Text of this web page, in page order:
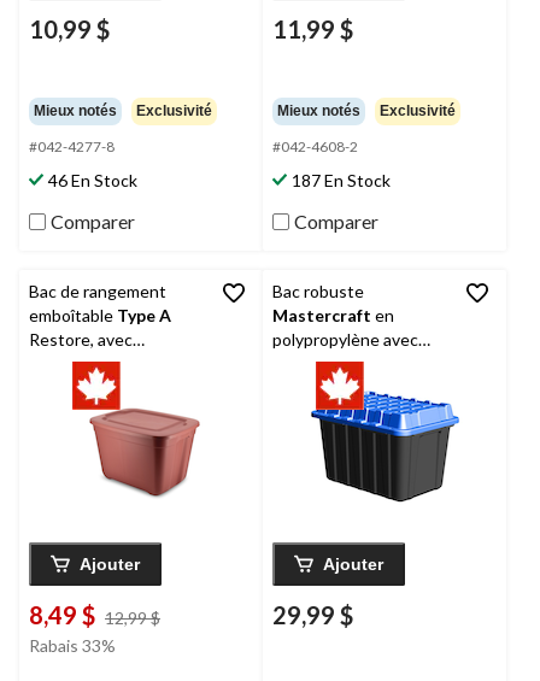
10,99 $
Mieux notés Exclusivité
#042-4277-8
46 En Stock
Comparer
11,99 $
Mieux notés Exclusivité
#042-4608-2
187 En Stock
Comparer
Bac de rangement
emboîtable Type A
Restore, avec
couvercle, rouge, 68 L
Ajouter
8,49 $ 12,99 $
Rabais 33%
Bac robuste
Mastercraft en
polypropylène avec
couvercle-dôme, 120 L
Ajouter
29,99 $